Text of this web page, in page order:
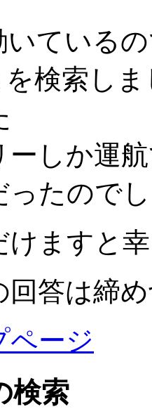
いている
を検索し
ーしか運
ったので
けますと
回答は締
ページ
検索